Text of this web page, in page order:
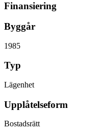
Finansiering
Byggår
1985
Typ
Lägenhet
Upplåtelseform
Bostadsrätt